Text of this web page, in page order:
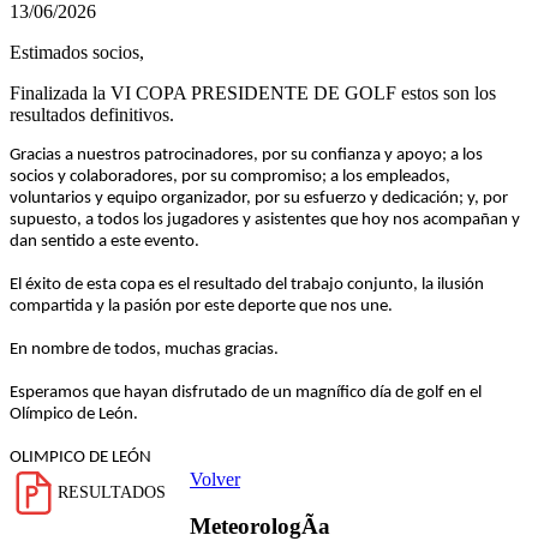
13/06/2026
Estimados socios,
Finalizada la VI COPA PRESIDENTE DE GOLF estos son los
resultados definitivos.
Gracias a nuestros patrocinadores, por su confianza y apoyo; a los
socios y colaboradores, por su compromiso; a los empleados,
voluntarios y equipo organizador, por su esfuerzo y dedicación; y, por
supuesto, a todos los jugadores y asistentes que hoy nos acompañan y
dan sentido a este evento.
El éxito de esta copa es el resultado del trabajo conjunto, la ilusión
compartida y la pasión por este deporte que nos une.
En nombre de todos, muchas gracias.
Esperamos que hayan disfrutado de un magnífico día de golf en el
Olímpico de León.
OLIMPICO DE LEÓN
RESULTADOS
Volver
MeteorologÃ­a